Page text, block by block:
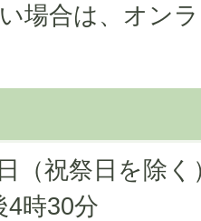
場合は、オン
（祝祭日を除く
4時30分